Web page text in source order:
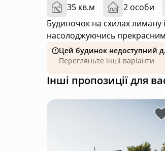
35 кв.м 2 особи
Будиночок на схилах лиману із великими панорамними вікнами. Відпочиньте від гаміру міста,
насолоджуючись
Цей будинок недоступний
Перегляньте інші варіанти
Інші пропозиції для